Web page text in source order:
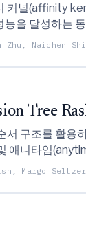
커널(affinity
능을 달성하는
송(Joint
Zhu, Naichen Shi
Tree
서 구조를 활용
애니타임
Margo